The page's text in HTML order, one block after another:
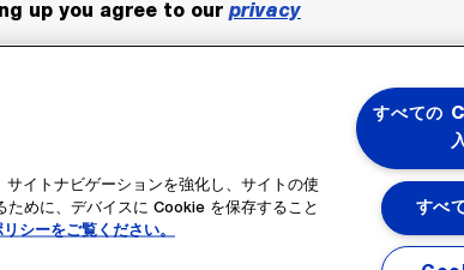
up you agree to our privacy
イトナビゲーションを強化し、サイトの使
めに、デバイスに Cookie を保存すること
シーをご覧ください。
すべての
すべ